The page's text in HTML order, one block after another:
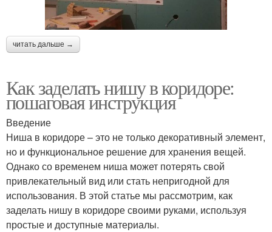
читать дальше →
Как заделать нишу в коридоре:
пошаговая инструкция
Введение
Ниша в коридоре – это не только декоративный элемент,
но и функциональное решение для хранения вещей.
Однако со временем ниша может потерять свой
привлекательный вид или стать непригодной для
использования. В этой статье мы рассмотрим, как
заделать нишу в коридоре своими руками, используя
простые и доступные материалы.